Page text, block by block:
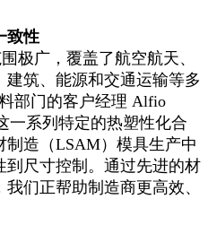
致性
广，覆盖了航空航天、
筑、能源和交通运输等多
部门的客户经理 Alfio
一系列特定的热塑性化合
造（LSAM）模具生产中
尺寸控制。通过先进的材
们正帮助制造商更高效、